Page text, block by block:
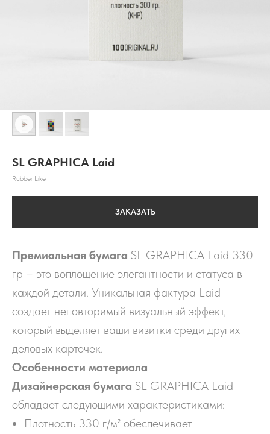
SL GRAPHICA Laid
Rubber Like
ЗАКАЗАТЬ
Премиальная бумага SL GRAPHICA Laid 330
гр – это воплощение элегантности и статуса в
каждой детали. Уникальная фактура Laid
создает неповторимый визуальный эффект,
который выделяет ваши визитки среди других
деловых карточек.
Особенности материала
Дизайнерская бумага SL GRAPHICA Laid
обладает следующими характеристиками:
Плотность 330 г/м² обеспечивает